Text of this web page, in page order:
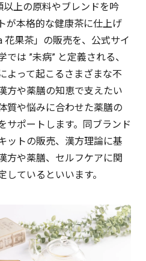
上の原料やブレンドを吟
が本格的な健康茶に仕上げ
花果茶」の販売を、公式サイ
は ”未病” と定義される、
よって起こるさまざまな不
方や薬膳の知恵で支えたい
質や悩みに合わせた薬膳の
サポートします。同ブランド
ットの販売、漢方理論に基
方や薬膳、セルフケアに関
ているといいます。